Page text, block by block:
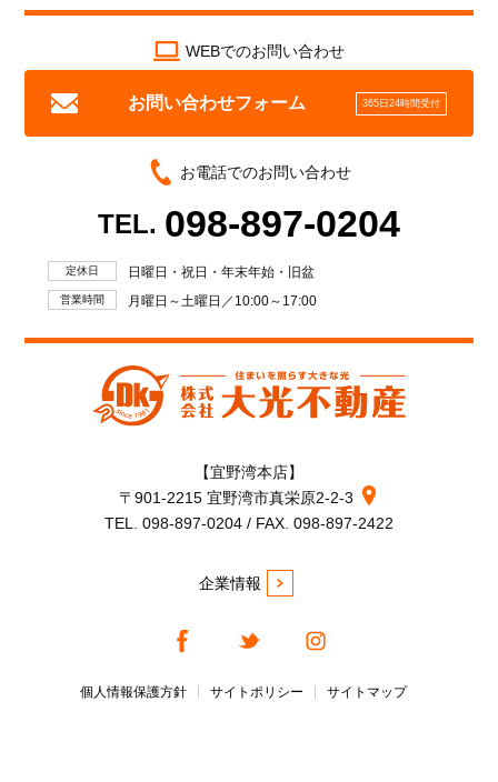
WEBでのお問い合わせ
お問い合わせフォーム 365日24時間受付
お電話でのお問い合わせ
TEL. 098-897-0204
定休日 日曜日・祝日・年末年始・旧盆
営業時間 月曜日～土曜日／10:00～17:00
【宜野湾本店】
〒901-2215 宜野湾市真栄原2-2-3
TEL. 098-897-0204 / FAX. 098-897-2422
企業情報
個人情報保護方針 サイトポリシー サイトマップ